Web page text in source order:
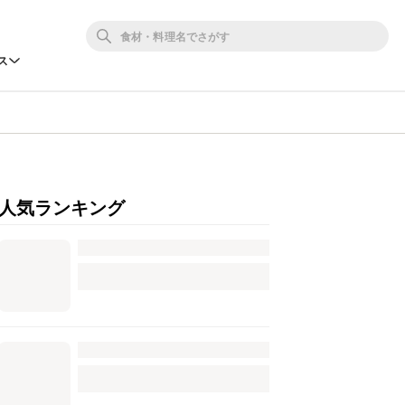
人気ランキング